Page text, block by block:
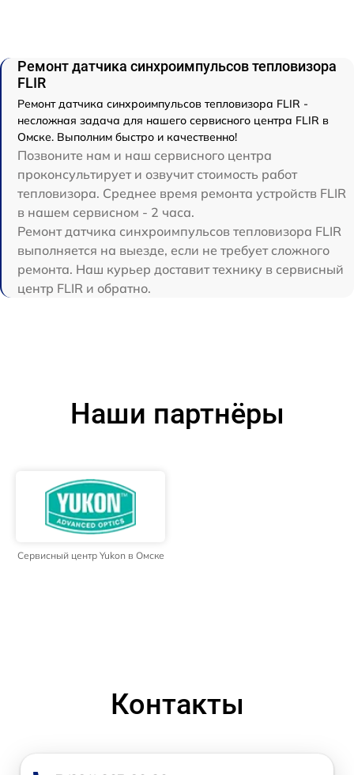
Ремонт датчика синхроимпульсов тепловизора
FLIR
Ремонт датчика синхроимпульсов тепловизора FLIR -
несложная задача для нашего сервисного центра FLIR в
Омске. Выполним быстро и качественно!
Позвоните нам и наш сервисного центра
проконсультирует и озвучит стоимость работ
тепловизора. Среднее время ремонта устройств FLIR
в нашем сервисном - 2 часа.
Ремонт датчика синхроимпульсов тепловизора FLIR
выполняется на выезде, если не требует сложного
ремонта. Наш курьер доставит технику в сервисный
центр FLIR и обратно.
Наши партнёры
Сервисный центр Yukon в Омске
Контакты